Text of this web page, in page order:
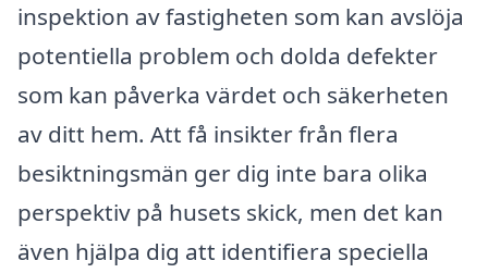
inspektion av fastigheten som kan avslöja
potentiella problem och dolda defekter
som kan påverka värdet och säkerheten
av ditt hem. Att få insikter från flera
besiktningsmän ger dig inte bara olika
perspektiv på husets skick, men det kan
även hjälpa dig att identifiera speciella